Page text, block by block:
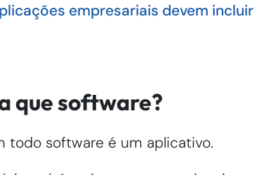
empresariais devem incluir
que software?
todo software é um aplicativo.